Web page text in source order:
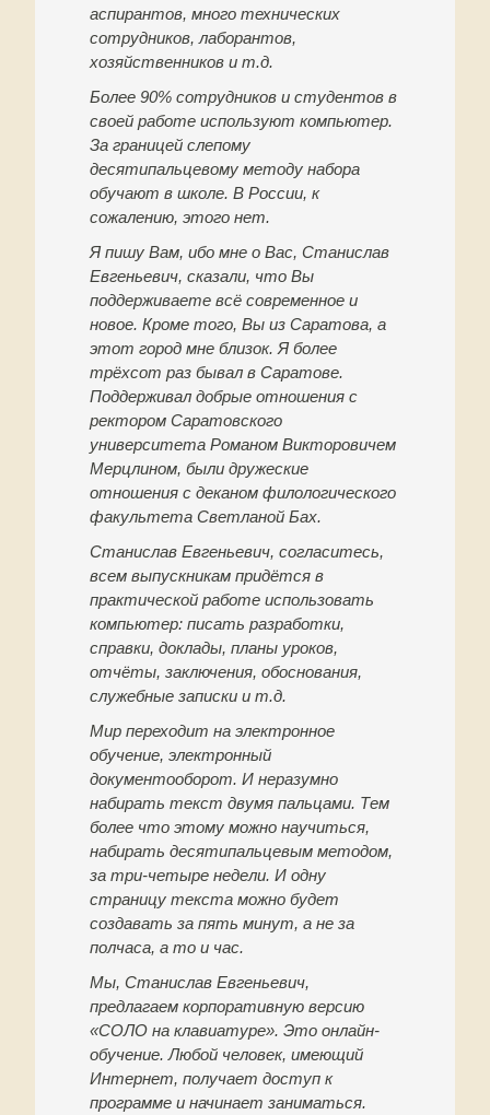
аспирантов, много технических
сотрудников, лаборантов,
хозяйственников и т.д.
Более 90% сотрудников и студентов в
своей работе используют компьютер.
За границей слепому
десятипальцевому методу набора
обучают в школе. В России, к
сожалению, этого нет.
Я пишу Вам, ибо мне о Вас, Станислав
Евгеньевич, сказали, что Вы
поддерживаете всё современное и
новое. Кроме того, Вы из Саратова, а
этот город мне близок. Я более
трёхсот раз бывал в Саратове.
Поддерживал добрые отношения с
ректором Саратовского
университета Романом Викторовичем
Мерцлином, были дружеские
отношения с деканом филологического
факультета Светланой Бах.
Станислав Евгеньевич, согласитесь,
всем выпускникам придётся в
практической работе использовать
компьютер: писать разработки,
справки, доклады, планы уроков,
отчёты, заключения, обоснования,
служебные записки и т.д.
Мир переходит на электронное
обучение, электронный
документооборот. И неразумно
набирать текст двумя пальцами. Тем
более что этому можно научиться,
набирать десятипальцевым методом,
за три-четыре недели. И одну
страницу текста можно будет
создавать за пять минут, а не за
полчаса, а то и час.
Мы, Станислав Евгеньевич,
предлагаем корпоративную версию
«СОЛО на клавиатуре». Это онлайн-
обучение. Любой человек, имеющий
Интернет, получает доступ к
программе и начинает заниматься.